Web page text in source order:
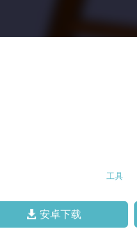
工具
安卓下载